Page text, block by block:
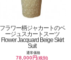
フラワー柄ジャカートのベ
ージュスカートスーツ
Flower Jacquard Beige Skirt
Suit
通常価格
78,000円(税別)